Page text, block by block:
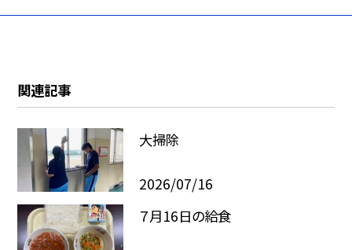
関連記事
大掃除
2026/07/16
７月16日の給食